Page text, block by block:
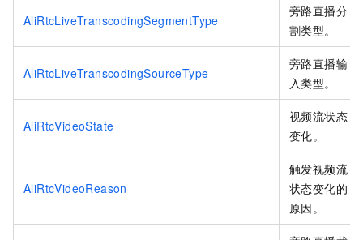
AliRtcLiveTranscodingSegmentType
旁路直播分
割类型。
AliRtcLiveTranscodingSourceType
旁路直播输
入类型。
AliRtcVideoState
视频流状态
变化。
AliRtcVideoReason
触发视频流
状态变化的
原因。